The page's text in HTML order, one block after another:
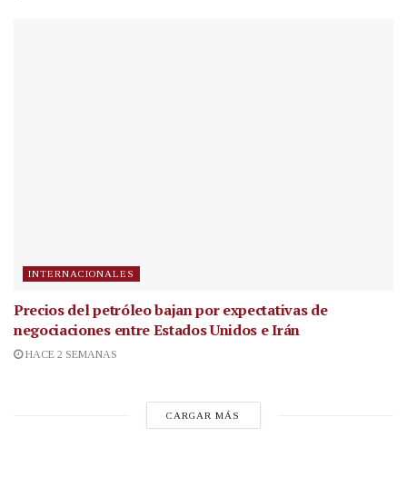
INTERNACIONALES
Precios del petróleo bajan por expectativas de
negociaciones entre Estados Unidos e Irán
HACE 2 SEMANAS
CARGAR MÁS